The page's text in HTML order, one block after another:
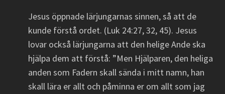
Jesus öppnade lärjungarnas sinnen, så att de
kunde förstå ordet. (Luk 24:27, 32, 45). Jesus
lovar också lärjungarna att den helige Ande ska
hjälpa dem att förstå: ”Men Hjälparen, den heliga
anden som Fadern skall sända i mitt namn, han
skall lära er allt och påminna er om allt som jag